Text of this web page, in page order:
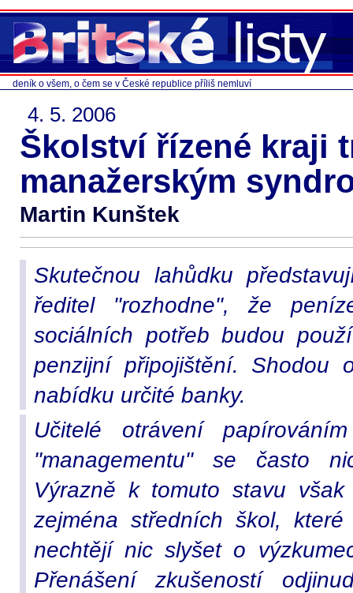
deník o všem, o čem se v České republice příliš nemluví
4. 5. 2006
Školství řízené kraji
manažerským
Martin Kunštek
Skutečnou lahůdku
ředitel "rozhodne", že
sociálních potřeb budou
penzijní připojištění. Shodou
nabídku určité banky.
Učitelé otrávení
"managementu" se často
Výrazně k tomuto stavu
zejména středních škol,
nechtějí nic slyšet o
Přenášení zkušeností